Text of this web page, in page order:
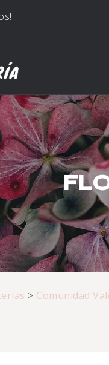
> Comunidad